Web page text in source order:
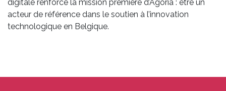
digitale renforce la mission première d’Agoria : être un
acteur de référence dans le soutien à l’innovation
technologique en Belgique.